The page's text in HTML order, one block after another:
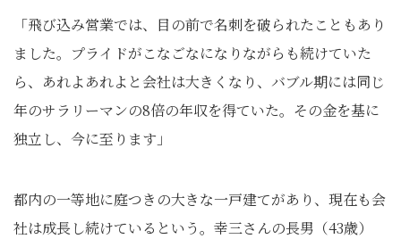
「飛び込み営業では、目の前で名刺を破られたこともあり
ました。プライドがこなごなになりながらも続けていた
ら、あれよあれよと会社は大きくなり、バブル期には同じ
年のサラリーマンの8倍の年収を得ていた。その金を基に
独立し、今に至ります」
都内の一等地に庭つきの大きな一戸建てがあり、現在も会
社は成長し続けているという。幸三さんの長男（43歳）